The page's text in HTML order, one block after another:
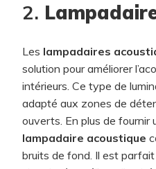
2.
Les lampadaires
solution pour améliorer
intérieurs. Ce type de
adapté aux zones de
ouverts. En plus de fournir
lampadaire acoustique
bruits de fond. Il est parfait